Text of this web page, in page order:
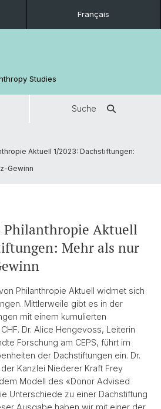
Français
Studies
Suche
Aktuell 1/2023: Dachstiftungen:
Gewinn
Philanthropie Aktuell
Mehr als nur
Philanthropie Aktuell widmet sich
Mittlerweile gibt es in der
mit einem kumulierten
Dr. Alice Hengevoss, Leiterin
Forschung am CEPS, führt im
der Dachstiftungen ein. Dr.
Kanzlei Niederer Kraft Frey
Modell des «Donor Advised
Unterschiede zu einer Dachstiftung
Ausgabe haben wir mit einer der